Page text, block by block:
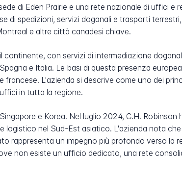
di Eden Prairie e una rete nazionale di uffici e
di spedizioni, servizi doganali e trasporti
e altre città canadesi chiave.
con servizi di intermediazione
e Italia. Le basi di questa presenza europea
L'azienda si descrive come uno dei
in tutta la regione.
e Korea. Nel luglio 2024, C.H. Robinson
nel Sud-Est asiatico. L'azienda nota
rappresenta un impegno più profondo verso la
non esiste un ufficio dedicato, una rete